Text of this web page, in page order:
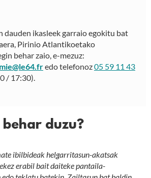
dauden ikasleek garraio egokitu bat
Pirinio Atlantikoetako
behar zaio, e-mezuz:
edo telefonoz05 59 11 43
/ 17:30).
duzu?
ibilbideak helgarritasun-akatsak
erabil bait daiteke pantaila-